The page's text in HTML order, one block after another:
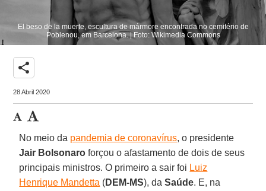
El beso de la muerte, escultura de mármore encontrada no cemitério de
Poblenou, em Barcelona. | Foto: Wikimedia Commons
share
28 Abril 2020
No meio da pandemia de coronavírus, o presidente
Jair Bolsonaro forçou o afastamento de dois de seus
principais ministros. O primeiro a sair foi Luiz
Henrique Mandetta (DEM-MS), daSaúde. E, na